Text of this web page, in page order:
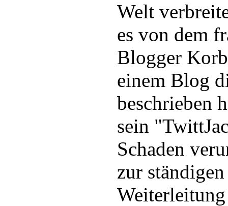
Welt
es von dem
Blogger
einem Blog
beschrieben
sein
Schaden
zur